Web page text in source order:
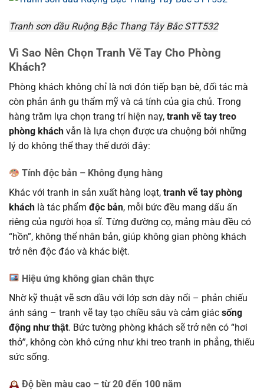
Tranh sơn dầu Ruộng Bậc Thang Tây Bắc STT532
Vì Sao Nên Chọn Tranh Vẽ Tay Cho Phòng
Khách?
Phòng khách không chỉ là nơi đón tiếp bạn bè, đối tác mà
còn phản ánh gu thẩm mỹ và cá tính của gia chủ. Trong
hàng trăm lựa chọn trang trí hiện nay, tranh vẽ tay treo
phòng khách vẫn là lựa chọn được ưa chuộng bởi những
lý do không thể thay thế dưới đây:
Tính độc bản – Không đụng hàng
Khác với tranh in sản xuất hàng loạt, tranh vẽ tay phòng
khách là tác phẩm độc bản, mỗi bức đều mang dấu ấn
riêng của người họa sĩ. Từng đường cọ, mảng màu đều có
“hồn”, không thể nhân bản, giúp không gian phòng khách
trở nên độc đáo và khác biệt.
Hiệu ứng không gian chân thực
Nhờ kỹ thuật vẽ sơn dầu với lớp sơn dày nổi – phản chiếu
ánh sáng – tranh vẽ tay tạo chiều sâu và cảm giác sống
động như thật. Bức tường phòng khách sẽ trở nên có “hơi
thở”, không còn khô cứng như khi treo tranh in phẳng, thiếu
sức sống.
Độ bền màu cao – từ 20 đến 100 năm